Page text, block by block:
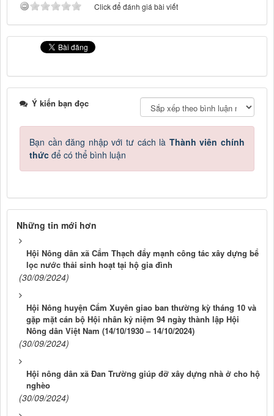
Click để đánh giá bài viết
Ý kiến bạn đọc
Bạn cần đăng nhập với tư cách là Thành viên chính
thức để có thể bình luận
Những tin mới hơn
Hội Nông dân xã Cẩm Thạch đẩy mạnh công tác xây dựng bể
lọc nước thải sinh hoạt tại hộ gia đình
(30/09/2024)
Hội Nông huyện Cẩm Xuyên giao ban thường kỳ tháng 10 và
gặp mặt cán bộ Hội nhân kỷ niệm 94 ngày thành lập Hội
Nông dân Việt Nam (14/10/1930 – 14/10/2024)
(30/09/2024)
Hội nông dân xã Đan Trường giúp đỡ xây dựng nhà ở cho hộ
nghèo
(30/09/2024)